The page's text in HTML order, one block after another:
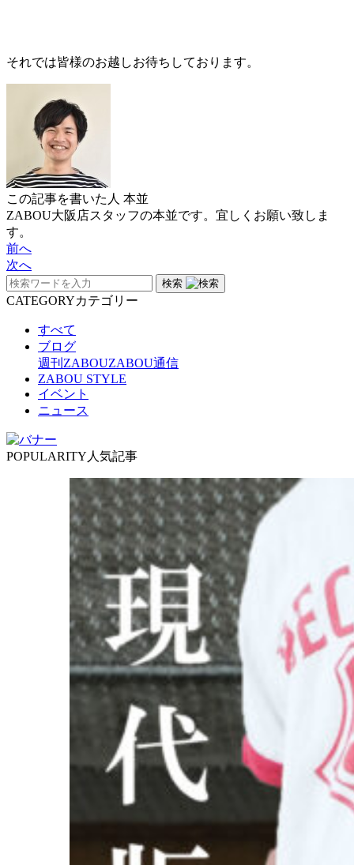
それでは皆様のお越しお待ちしております。
この記事を書いた人 本並
ZABOU大阪店スタッフの本並です。宜しくお願い致しま
す。
前へ
次へ
検索
CATEGORYカテゴリー
すべて
ブログ
週刊ZABOUZABOU通信
ZABOU STYLE
イベント
ニュース
POPULARITY 人気記事